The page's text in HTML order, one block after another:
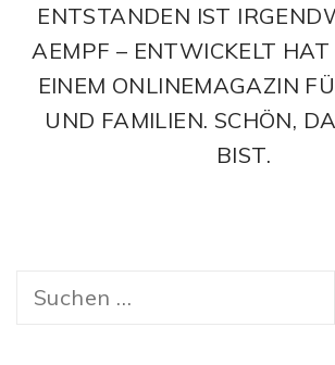
ENTSTANDEN IST
AEMPF – ENTWICKELT HAT
EINEM ONLINEMAGAZIN
UND FAMILIEN. SCHÖN,
BIST.
Suchen